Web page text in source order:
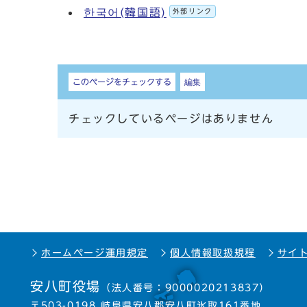
한국어(韓国語) 外部リンク
しおり
このページをチェックする 編集
チェックしているページはありません
ホームページ運用規定 個人情報取扱規程 サイ
安八町役場 （法人番号：9000020213837）